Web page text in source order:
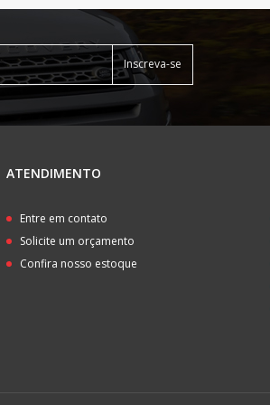
Inscreva-se
ATENDIMENTO
Entre em contato
Solicite um orçamento
Confira nosso estoque